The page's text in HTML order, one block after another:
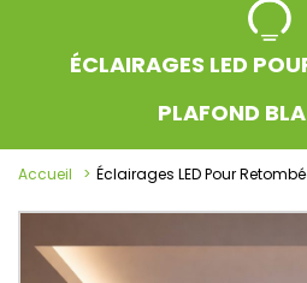
ÉCLAIRAGES LED
PLAFOND
Accueil Éclairages LED Pour